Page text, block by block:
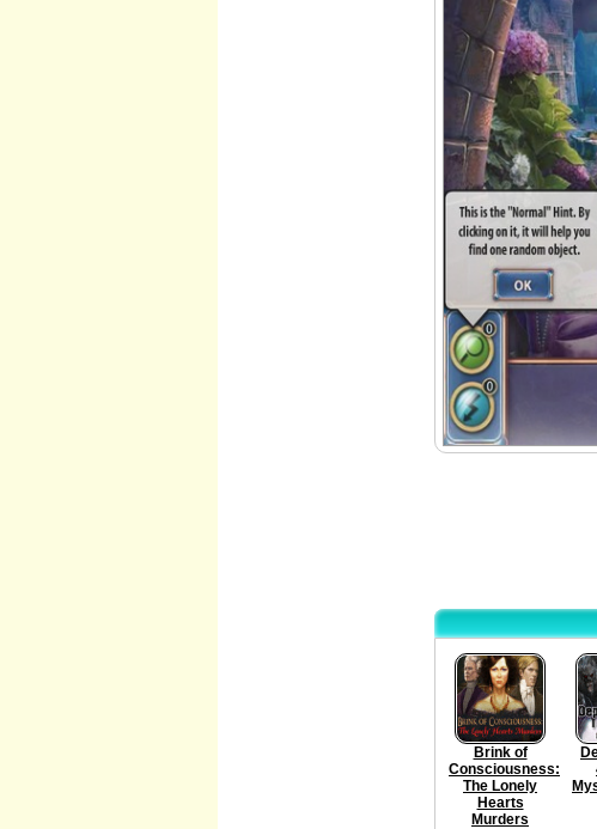
Brink of
Consciousness:
The Lonely
Hearts
Murders